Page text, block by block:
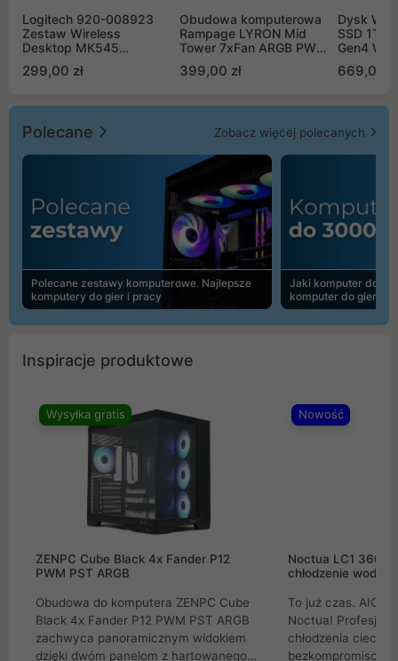
Logitech 920-008923
Zestaw Wireless
Desktop MK545
299,00 zł
Obudowa komputerowa
Rampage LYRON Mid
Tower 7xFan ARGB PWM
399,00 zł
Dysk WD
SSD 1TB
Gen4
669,00
Polecane Zobacz więcej polecanych
Polecane zestawy komputerowe. Najlepsze
komputery do gier i pracy
Jaki komputer do
komputer do gier |
Inspiracje produktowe
Wysyłka gratis
ZENPC Cube Black 4x Fander P12
PWM PST ARGB
Obudowa do komputera ZENPC Cube
Black 4x Fander P12 PWM PST ARGB
zachwyca panoramicznym widokiem
dzięki dwóm panelom z hartowanego
Nowość
Noctua LC1
chłodzenie wodne
To już czas. AIO
Noctua!
chłodzenia cieczą